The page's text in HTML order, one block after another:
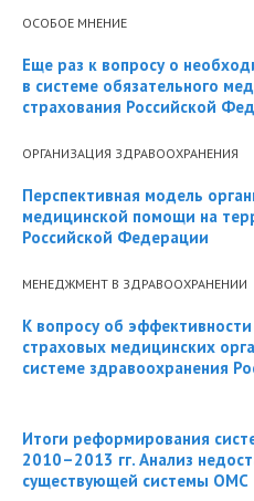
ОСОБОЕ МНЕНИЕ
Еще раз к вопросу о
в системе обязательного
страхования Российской
ОРГАНИЗАЦИЯ ЗДРАВООХРАНЕНИЯ
Перспективная модель
медицинской помощи на
Российской Федерации
МЕНЕДЖМЕНТ В ЗДРАВООХРАНЕНИИ
К вопросу об
страховых медицинских
системе здравоохранения
Итоги реформирования
2010–2013 гг. Анализ
существующей системы ОМС